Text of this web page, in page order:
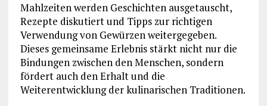
Mahlzeiten werden Geschichten ausgetauscht,
Rezepte diskutiert und Tipps zur richtigen
Verwendung von Gewürzen weitergegeben.
Dieses gemeinsame Erlebnis stärkt nicht nur die
Bindungen zwischen den Menschen, sondern
fördert auch den Erhalt und die
Weiterentwicklung der kulinarischen Traditionen.